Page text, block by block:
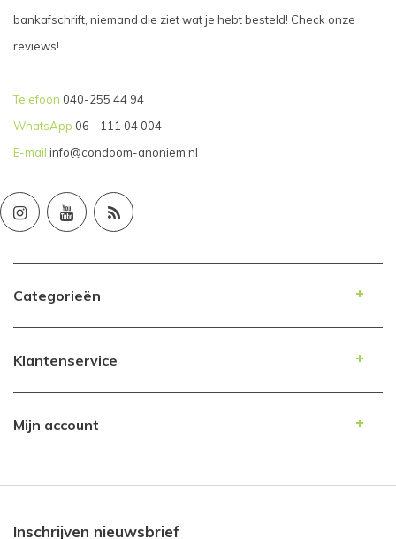
bankafschrift, niemand die ziet wat je hebt besteld! Check onze
reviews!
Telefoon 040-255 44 94
WhatsApp 06 - 111 04 004
E-mail info@condoom-anoniem.nl
Categorieën
Klantenservice
Mijn account
Inschrijven nieuwsbrief